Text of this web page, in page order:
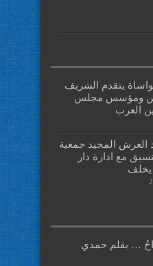
يتقدم الشريف
ومؤسس مجلس
العرب
العرش المجيد جمعية
مع ادارة دار
يخلف
… بقلم حمدي